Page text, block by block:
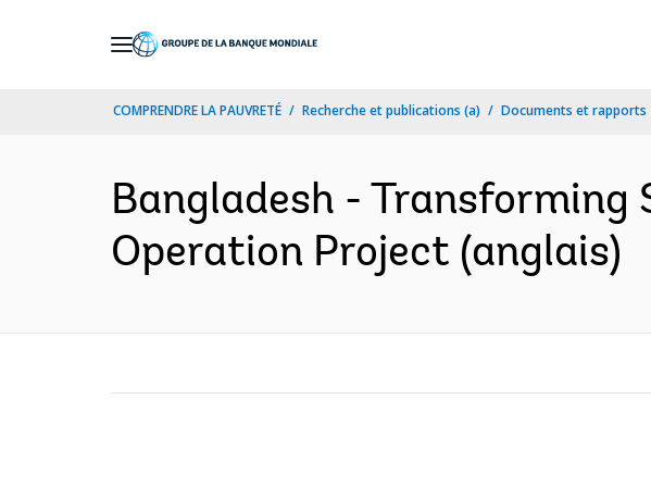
COMPRENDRE LA PAUVRETÉ Recherche et publications (a) Documents et rapports
Bangladesh - Transforming
Operation Project (anglais)